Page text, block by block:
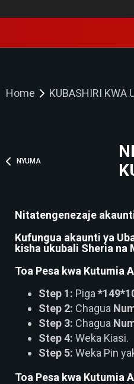
Home KUBASHIRI KWA
NYUMA
Nitatengenezaje
Kufungua akaunti ya
kisha ukubali Sheria na
Toa Pesa kwa Kutumia
Step 1: Piga
Step 2: Chagua
Step 3: Chagua
Step 4: Weka Kiasi.
Step 5: Weka Pin
Toa Pesa kwa Kutumia